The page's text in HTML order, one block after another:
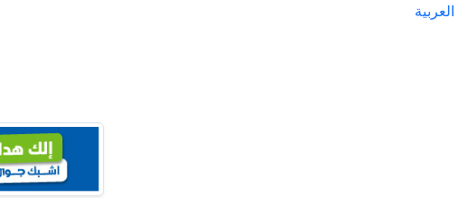
العربية